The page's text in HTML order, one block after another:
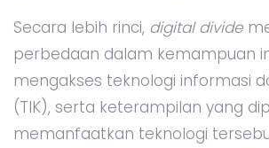
Secara lebih rinci, digital divide
perbedaan dalam kemampuan
mengakses teknologi informasi
(TIK), serta keterampilan yang
memanfaatkan teknologi